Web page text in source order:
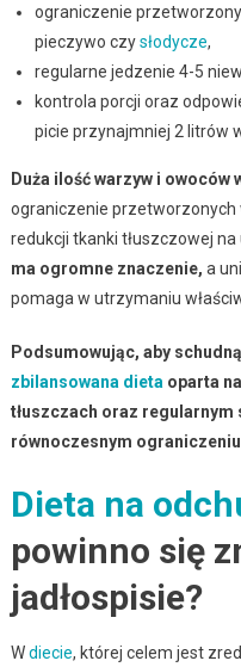
ograniczenie
pieczywo czysłodycze,
regularne jedzenie 4-5
kontrola porcji oraz
picie przynajmniej 2 litrów
Duża ilość warzyw i
ograniczenie przetworzonych
redukcji tkanki tłuszczowej na
ma ogromne znaczenie, a
pomaga w utrzymaniu
Podsumowując, aby
zbilansowana dieta oparta
tłuszczach oraz regularnym
równoczesnym
Dieta na
powinno się
jadłospisie?
Wdiecie, której celem jest